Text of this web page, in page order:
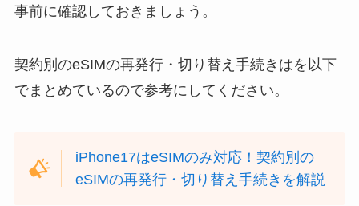
事前に確認しておきましょう。
契約別のeSIMの再発行・切り替え手続きはを以下
でまとめているので参考にしてください。
iPhone17はeSIMのみ対応！契約別の
eSIMの再発行・切り替え手続きを解説